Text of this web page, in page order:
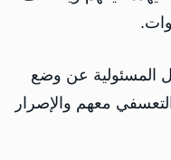
المسئولية عن وضع
التعسفي معهم والإصرار